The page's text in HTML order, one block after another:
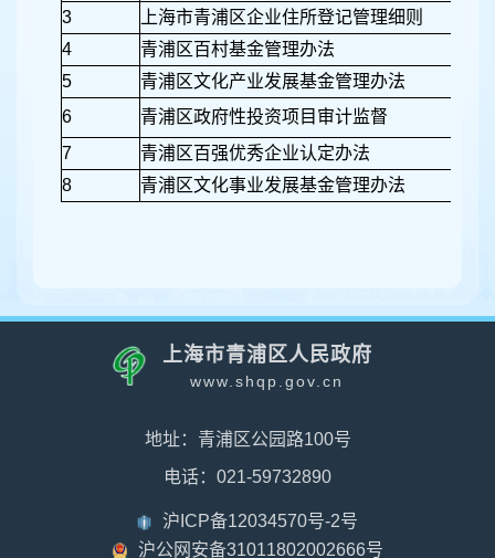
3
上海市青浦区企业住所登记管理细则
4
青浦区百村基金管理办法
5
青浦区文化产业发展基金管理办法
6
青浦区政府性投资项目审计监督
7
青浦区百强优秀企业认定办法
8
青浦区文化事业发展基金管理办法
上海市青浦区人民政府
www.shqp.gov.cn
地址：青浦区公园路100号
电话：021-59732890
沪ICP备12034570号-2号
沪公网安备31011802002666号